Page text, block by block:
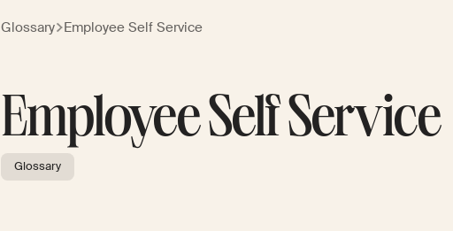
Glossary Employee Self Service
Employee Self Service
Glossary